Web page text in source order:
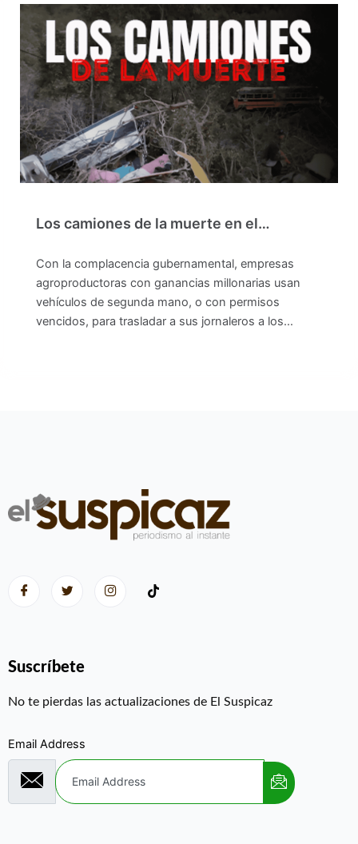
Los camiones de la muerte en el…
Con la complacencia gubernamental, empresas
agroproductoras con ganancias millonarias usan
vehículos de segunda mano, o con permisos
vencidos, para trasladar a sus jornaleros a los…
Suscríbete
No te pierdas las actualizaciones de El Suspicaz
Email Address